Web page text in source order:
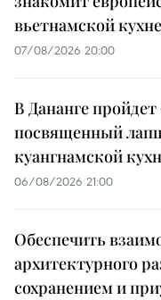
вьетнамской
07/08/2026 20:00
В Дананге
посвященный
куангнамской
06/08/2026 21:00
Обеспечить
архитектурного
сохранением и